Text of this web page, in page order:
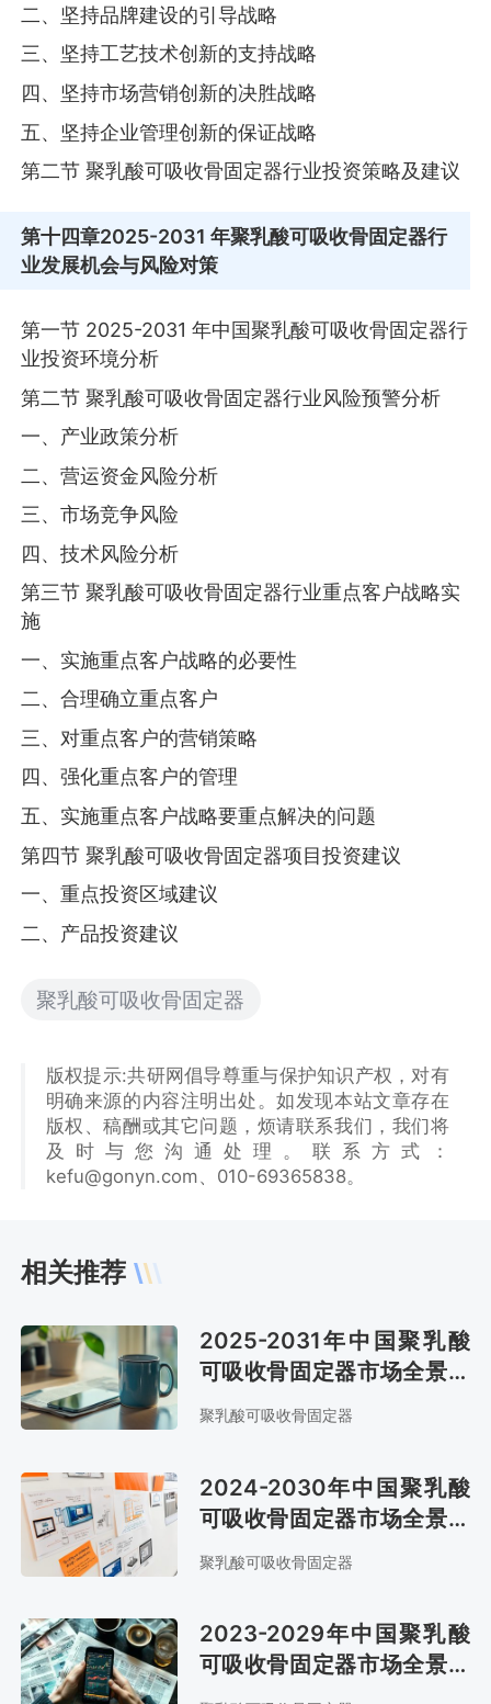
二、坚持品牌建设的引导战略
三、坚持工艺技术创新的支持战略
四、坚持市场营销创新的决胜战略
五、坚持企业管理创新的保证战略
第二节 聚乳酸可吸收骨固定器行业投资策略及建议
第十四章2025-2031 年聚乳酸可吸收骨固定器行
业发展机会与风险对策
第一节 2025-2031 年中国聚乳酸可吸收骨固定器行
业投资环境分析
第二节 聚乳酸可吸收骨固定器行业风险预警分析
一、产业政策分析
二、营运资金风险分析
三、市场竞争风险
四、技术风险分析
第三节 聚乳酸可吸收骨固定器行业重点客户战略实
施
一、实施重点客户战略的必要性
二、合理确立重点客户
三、对重点客户的营销策略
四、强化重点客户的管理
五、实施重点客户战略要重点解决的问题
第四节 聚乳酸可吸收骨固定器项目投资建议
一、重点投资区域建议
二、产品投资建议
聚乳酸可吸收骨固定器
版权提示:共研网倡导尊重与保护知识产权，对有
明确来源的内容注明出处。如发现本站文章存在
版权、稿酬或其它问题，烦请联系我们，我们将
及时与您沟通处理。联系方式：
kefu@gonyn.com、010-69365838。
相关推荐
2025-2031年中国聚乳酸
可吸收骨固定器市场全景调
研与投资潜力分析报告
聚乳酸可吸收骨固定器
2024-2030年中国聚乳酸
可吸收骨固定器市场全景调
查与市场年度调研报告
聚乳酸可吸收骨固定器
2023-2029年中国聚乳酸
可吸收骨固定器市场全景调
查与市场年度调研报告